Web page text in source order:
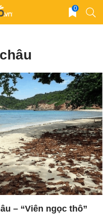
0
– “Viên ngọc thô”